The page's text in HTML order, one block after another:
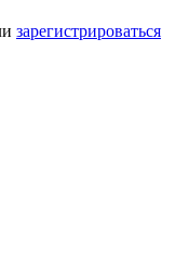
зарегистрироваться